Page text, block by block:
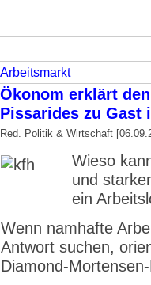
Arbeitsmarkt
Ökonom erklärt
Pissarides zu Gast
Red. Politik & Wirtschaft
Wieso
und
ein
Wenn namhafte
Antwort suchen,
Diamond-